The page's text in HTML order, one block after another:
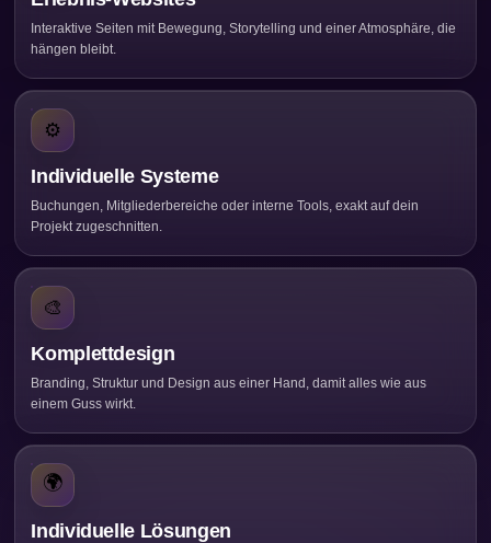
Interaktive Seiten mit Bewegung, Storytelling und einer Atmosphäre, die
hängen bleibt.
⚙️
Individuelle Systeme
Buchungen, Mitgliederbereiche oder interne Tools, exakt auf dein
Projekt zugeschnitten.
🎨
Komplettdesign
Branding, Struktur und Design aus einer Hand, damit alles wie aus
einem Guss wirkt.
🌍
Individuelle Lösungen